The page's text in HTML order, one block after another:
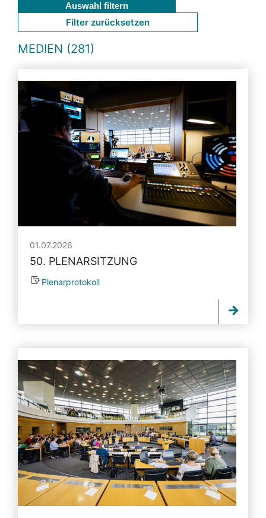
Auswahl filtern
Filter zurücksetzen
MEDIEN (281)
01.07.2026
50. PLENARSITZUNG
Plenarprotokoll